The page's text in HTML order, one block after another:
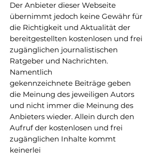
Der Anbieter dieser Webseite
übernimmt jedoch keine Gewähr für
die Richtigkeit und Aktualität der
bereitgestellten kostenlosen und frei
zugänglichen journalistischen
Ratgeber und Nachrichten.
Namentlich
gekennzeichnete Beiträge geben
die Meinung des jeweiligen Autors
und nicht immer die Meinung des
Anbieters wieder. Allein durch den
Aufruf der kostenlosen und frei
zugänglichen Inhalte kommt
keinerlei